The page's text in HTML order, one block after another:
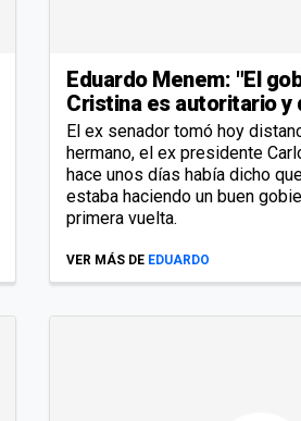
Eduardo Menem: "El
Cristina es autoritario y
El ex senador tomó hoy
hermano, el ex presidente
hace unos días había dicho
estaba haciendo un buen
primera vuelta.
VER MÁS DE EDUARDO